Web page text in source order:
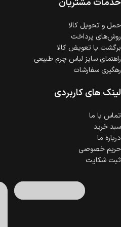
گارانتی معتبر برای تمامیحمل‌ و تحویل کالا
روش‌های پرداخت
برگشت یا تعویض کالا
راهنمای سایز لباس چرم طبیعی
رهگیری سفارشات
لینک های کاربردی
تماس با ما
سبد خرید
درباره ما
حریم خصوصی
ثبت شکایت